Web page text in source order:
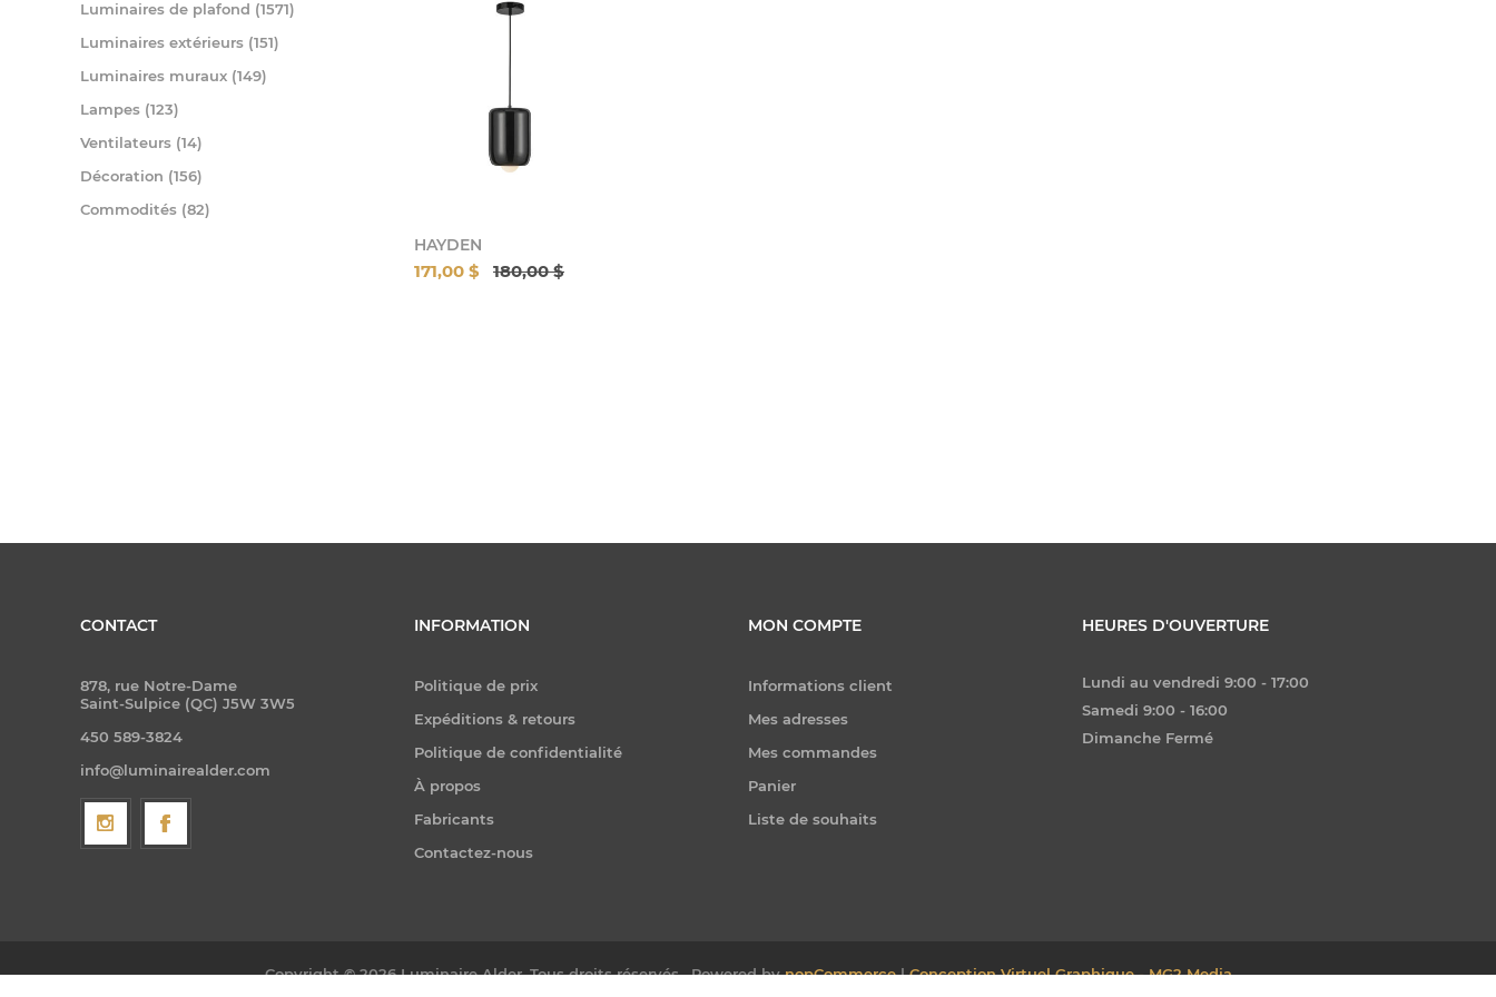
HAYDEN
171,00 $ 180,00 $
Luminaires de plafond (1571)
Luminaires extérieurs (151)
Luminaires muraux (149)
Lampes (123)
Ventilateurs (14)
Décoration (156)
Commodités (82)
CONTACT
878, rue Notre-Dame
Saint-Sulpice (QC) J5W 3W5
450 589-3824
info@luminairealder.com
INFORMATION
Politique de prix
Expéditions & retours
Politique de confidentialité
À propos
Fabricants
Contactez-nous
MON COMPTE
Informations client
Mes adresses
Mes commandes
Panier
Liste de souhaits
HEURES D'OUVERTURE
Lundi au vendredi 9:00 - 17:00
Samedi 9:00 - 16:00
Dimanche Fermé
Copyright © 2026 Luminaire Alder. Tous droits réservés.Powered bynopCommerce|Conception Virtuel Graphique - MG2 Media